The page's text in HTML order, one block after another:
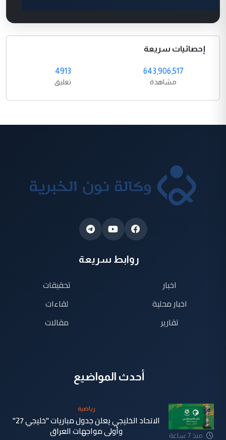
إحصائيات سريعة
643,906,517
مشاهدة
4913
تعليق
روابط سريعة
اخبار
اخبار محلية
تقارير
تحقيقات
لقاءات
مقالات
أحدث المواضيع
منذ 7 ساعة
رياضية
الاتحاد الخليجي يعلن جدول مباريات "خليجي 27"
وأولى مواجهات العراق